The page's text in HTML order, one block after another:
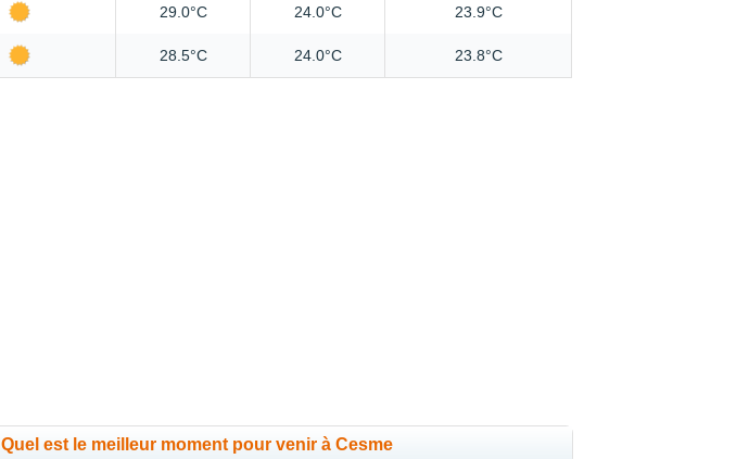
29.0°C 24.0°C 23.9°C
28.5°C 24.0°C 23.8°C
Quel est le meilleur moment pour venir à Cesme